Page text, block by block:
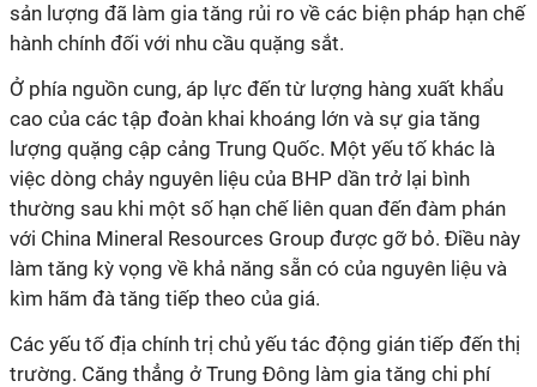
sản lượng đã làm gia tăng rủi ro về các biện pháp hạn chế
hành chính đối với nhu cầu quặng sắt.
Ở phía nguồn cung, áp lực đến từ lượng hàng xuất khẩu
cao của các tập đoàn khai khoáng lớn và sự gia tăng
lượng quặng cập cảng Trung Quốc. Một yếu tố khác là
việc dòng chảy nguyên liệu của BHP dần trở lại bình
thường sau khi một số hạn chế liên quan đến đàm phán
với China Mineral Resources Group được gỡ bỏ. Điều này
làm tăng kỳ vọng về khả năng sẵn có của nguyên liệu và
kìm hãm đà tăng tiếp theo của giá.
Các yếu tố địa chính trị chủ yếu tác động gián tiếp đến thị
trường. Căng thẳng ở Trung Đông làm gia tăng chi phí